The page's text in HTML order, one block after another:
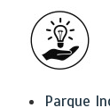
Parque